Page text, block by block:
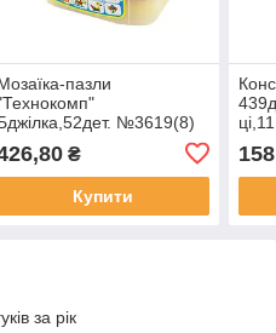
пазли
№3619(8)
₴
Купити
за рік